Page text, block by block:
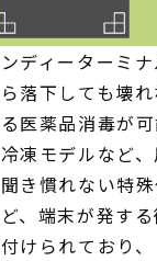
ディーターミ
落下しても壊
医薬品消毒が
凍モデルなど
き慣れない特
、端末が発す
けられており